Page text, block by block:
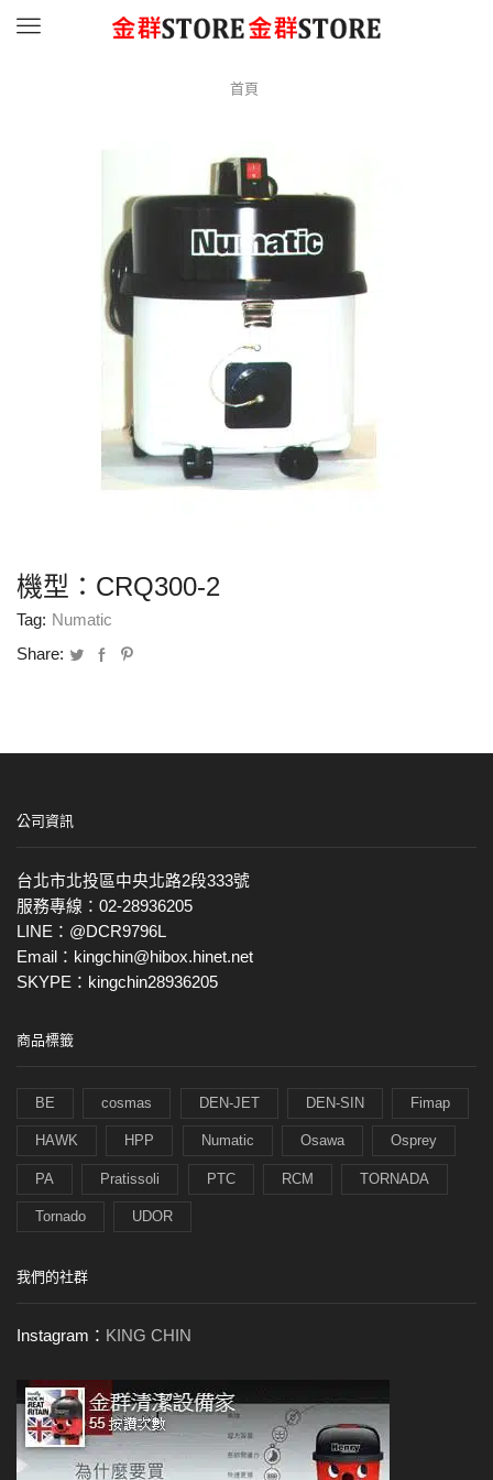
Menu
首頁
機型：CRQ300-2
Tag: Numatic
Share:
公司資訊
台北市北投區中央北路2段333號
服務專線：02-28936205
LINE：@DCR9796L
Email：kingchin@hibox.hinet.net
SKYPE：kingchin28936205
商品標籤
BE cosmas DEN-JET DEN-SIN Fimap
HAWK HPP Numatic Osawa Osprey
PA Pratissoli PTC RCM TORNADA
Tornado UDOR
我們的社群
Instagram： KING CHIN